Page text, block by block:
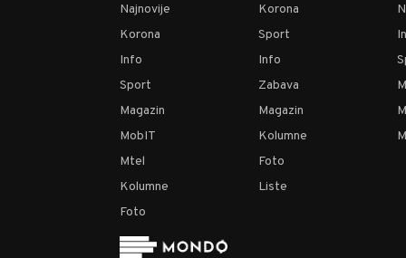
Najnovije
Korona
Info
Sport
Magazin
MobIT
Mtel
Kolumne
Foto
Korona
Sport
Info
Zabava
Magazin
Kolumne
Foto
Liste